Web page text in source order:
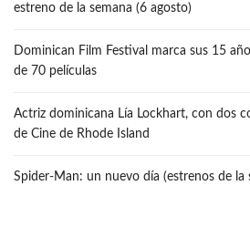
estreno de la semana (6 agosto)
Dominican Film Festival marca sus 15
de 70 películas
Actriz dominicana Lía Lockhart, con dos
de Cine de Rhode Island
Spider-Man: un nuevo día (estrenos de la